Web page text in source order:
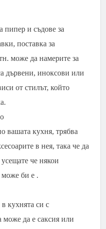
и съдове за
поставка за
може да намерите за
дървени, иноксови или
от стилът, който
вашата кухня, трябва
в нея, така че да
че някои
може би е .
кухнята си с
може да е саксия или